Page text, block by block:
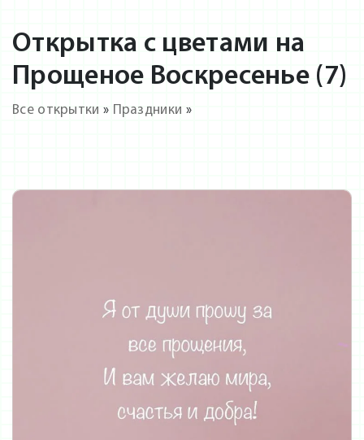
Открытка с цветами на
Прощеное Воскресенье (7)
Все открытки » Праздники »